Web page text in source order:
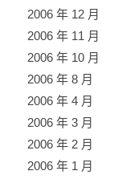
2006 年 12 月
2006 年 11 月
2006 年 10 月
2006 年 8 月
2006 年 4 月
2006 年 3 月
2006 年 2 月
2006 年 1 月